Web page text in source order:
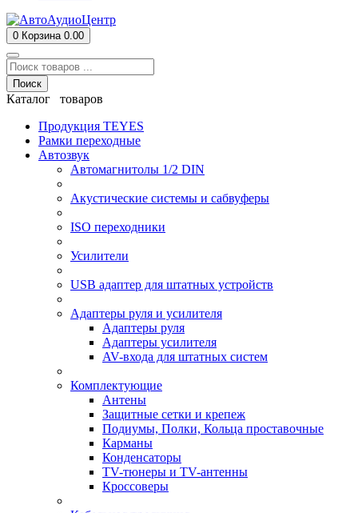
0 Корзина 0.00
Поиск
Каталог товаров
Продукция TEYES
Рамки переходные
Автозвук
Автомагнитолы 1/2 DIN
Акустические системы и сабвуферы
ISO переходники
Усилители
USB адаптер для штатных устройств
Адаптеры руля и усилителя
Адаптеры руля
Адаптеры усилителя
AV-входа для штатных систем
Комплектующие
Антены
Защитные сетки и крепеж
Подиумы, Полки, Кольца проставочные
Карманы
Конденсаторы
TV-тюнеры и TV-антенны
Кроссоверы